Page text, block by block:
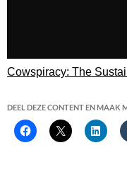
Cowspiracy: The
DEEL DEZE CONTENT EN MAAK